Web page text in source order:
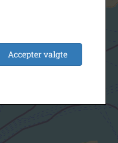
Accepter valgte